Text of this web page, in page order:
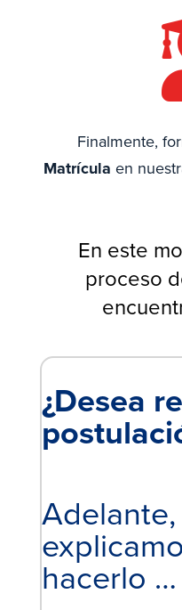
Finalmente,
Matrícula en
En este
proceso
¿Desea
hacerlo …